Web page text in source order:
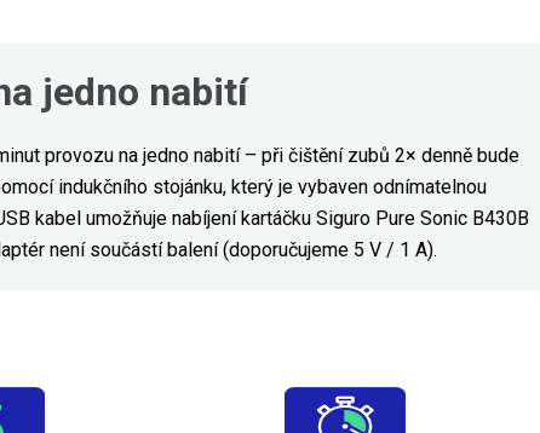
jedno nabití
provozu na jedno nabití – při čištění zubů 2× denně bude
indukčního stojánku, který je vybaven odnímatelnou
kabel umožňuje nabíjení kartáčku Siguro Pure Sonic B430B
není součástí balení (doporučujeme 5 V / 1 A).